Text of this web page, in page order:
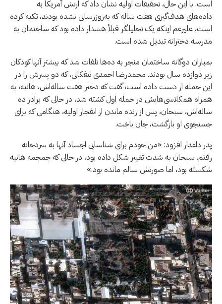
است. با این حال، تحقیقات اولیه نشان داد که ارتش آمریکا به
داده‌های هدف‌گیری هفت ساله که به‌روزرسانی نشده بودند، تکیه کرده
است، علیرغم اینکه یک تحلیلگر قبلاً هشدار داده بود که ساختمان به
مدرسه دخترانه تبدیل شده است.
بمباران دوگانه ساختمان منجر به ده‌ها تلفات شد که بیشتر آنها کودکان
زیر دوازده سال بودند. محمدرضا احمدی تیفکانی، که دو پسرش را در
این حمله از دست داده است، گفت که دختر هفت ساله‌اش، هانیه، به
همراه همکلاسی‌هایش در حمله اول کشته شد، در حالی که برادر ده
ساله‌اش، سبحان، پس از زنده ماندن از انفجار اولیه، هنگامی که برای
جستجوی او بازگشت، جان باخت.
پدر داغدار افزود: «من خودم برای شناسایی اجساد آنها به سردخانه
رفتم. سبحان به شدت تغییر شکل داده بود، در حالی که جمجمه هانیه
شکسته بود، اما صورتش سالم مانده بود.»